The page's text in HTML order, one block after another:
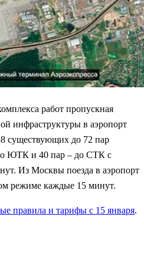
работ пропускная
инфраструктуры в аэропорт
существующих до 72 пар
ЮТК и 40 пар – до СТК с
Из Москвы поезда в аэропорт
режиме каждые 15 минут.
правила и тарифы с 15 января.